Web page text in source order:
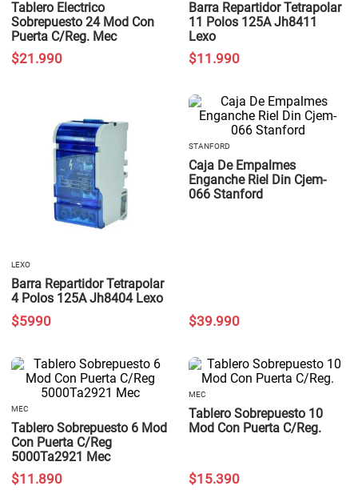
Tablero Electrico
Sobrepuesto 24 Mod Con
Puerta C/Reg. Mec
$21 .990
Barra Repartidor Tetrapolar
11 Polos 125A Jh8411
Lexo
$11 .990
LEXO
Barra Repartidor Tetrapolar
4 Polos 125A Jh8404 Lexo
$5990
STANFORD
Caja De Empalmes
Enganche Riel Din Cjem-
066 Stanford
$39.990
MEC
Tablero Sobrepuesto 6 Mod
Con Puerta C/Reg
5000Ta2921 Mec
$11 .890
MEC
Tablero Sobrepuesto 10
Mod Con Puerta C/Reg.
$15.390